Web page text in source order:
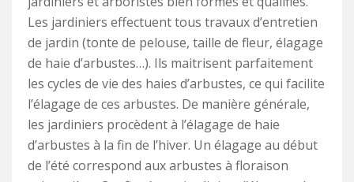
Les jardiniers effectuent tous travaux d’entretien
de jardin (tonte de pelouse, taille de fleur, élagage
de haie d’arbustes…). Ils maitrisent parfaitement
les cycles de vie des haies d’arbustes, ce qui facilite
l’élagage de ces arbustes. De manière générale,
les jardiniers procèdent à l’élagage de haie
d’arbustes à la fin de l’hiver. Un élagage au début
de l’été correspond aux arbustes à floraison